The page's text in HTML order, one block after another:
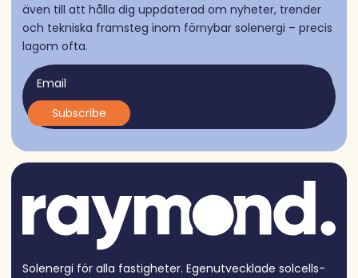
även till att hålla dig uppdaterad om nyheter, trender
och tekniska framsteg inom förnybar solenergi – precis
lagom ofta.
Email
Solenergi för alla fastigheter. Egen­utvecklade solcells­